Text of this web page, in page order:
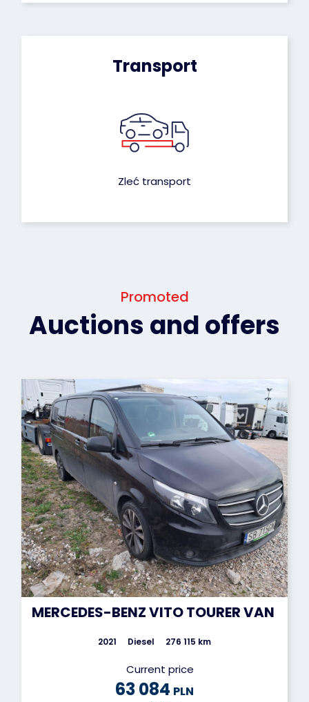
Transport
Zleć transport
Promoted
Auctions and offers
MERCEDES-BENZ VITO TOURER VAN
2021 Diesel 276 115 km
Current price
63 084 PLN